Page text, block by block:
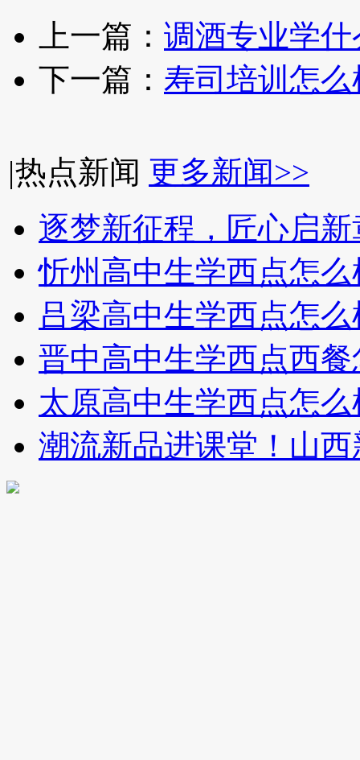
上一篇： 调酒专业学
下一篇： 寿司培训怎么
|热点新闻 更多新闻>>
逐梦新征程，匠心启新
忻州高中生学西点怎
吕梁高中生学西点怎
晋中高中生学西点西
太原高中生学西点怎
潮流新品进课堂！山